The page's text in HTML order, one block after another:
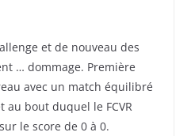
et de nouveau des
… dommage. Première
avec un match équilibré
au bout duquel le FCVR
le score de 0 à 0.